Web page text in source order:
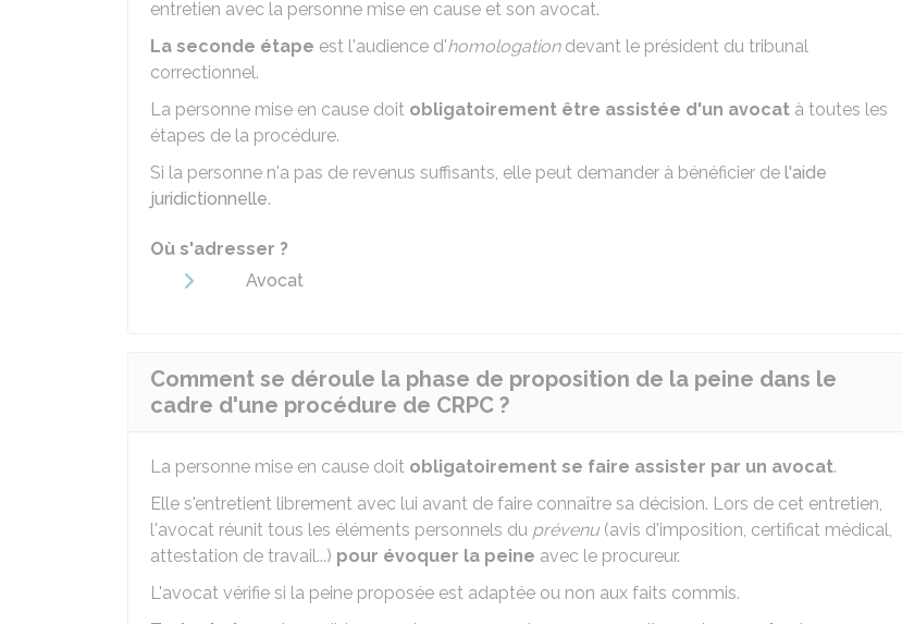
entretien avec la personne mise en cause et son avocat.
La seconde étape est l'audience d'homologationdevant le président du tribunal
correctionnel.
La personne mise en cause doit obligatoirement être assistée d'un avocat à toutes les
étapes de la procédure.
Si la personne n'a pas de revenus suffisants, elle peut demander à bénéficier de l'aide
juridictionnelle.
Où s'adresser ?
Avocat
Comment se déroule la phase de proposition de la peine dans le
cadre d'une procédure de CRPC ?
La personne mise en cause doit obligatoirement se faire assister par un avocat.
Elle s'entretient librement avec lui avant de faire connaître sa décision. Lors de cet entretien,
l'avocat réunit tous les éléments personnels du prévenu (avis d'imposition, certificat médical,
attestation de travail...) pour évoquer la peine avec le procureur.
L'avocat vérifie si la peine proposée est adaptée ou non aux faits commis.